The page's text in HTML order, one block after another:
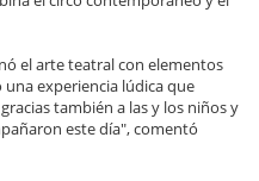
el arte teatral con elementos
experiencia lúdica que
también a las y los niños y
este día", comentó